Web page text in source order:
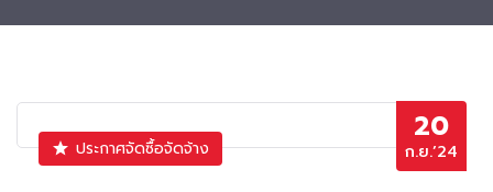
20
ก.ย.’24
ประกาศจัดซื้อจัดจ้าง